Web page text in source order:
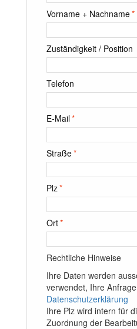
*
Vorname + Nachname
Zuständigkeit / Position
Telefon
*
E-Mail
*
Straße
*
Plz
*
Ort
Rechtliche Hinweise
Ihre Daten werden
verwendet, Ihre
Datenschutzerklärung
Ihre Plz wird intern für
Zuordnung der